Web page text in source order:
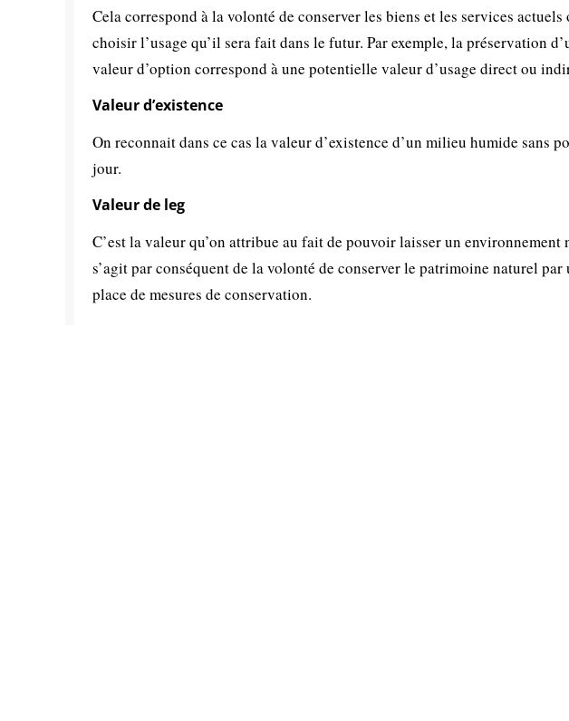
Cela correspond à la volonté de conserver les biens et les services
choisir l’usage qu’il sera fait dans le futur. Par exemple, la préservation
valeur d’option correspond à une potentielle valeur d’usage direct ou
Valeur d’existence
On reconnait dans ce cas la valeur d’existence d’un milieu humide sans
jour.
Valeur de leg
C’est la valeur qu’on attribue au fait de pouvoir laisser un
s’agit par conséquent de la volonté de conserver le patrimoine naturel
place de mesures de conservation.